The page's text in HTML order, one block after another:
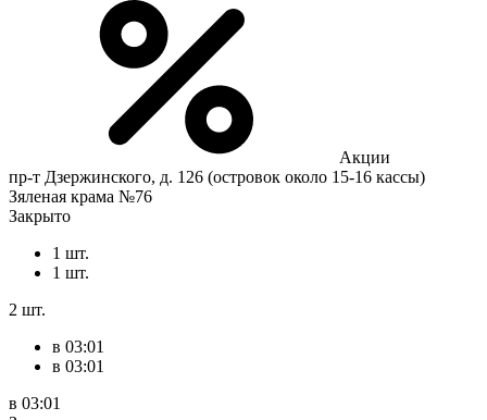
Акции
пр-т Дзержинского, д. 126 (островок около 15-16 кассы)
Зяленая крама №76
Закрыто
1 шт.
1 шт.
2 шт.
в 03:01
в 03:01
в 03:01